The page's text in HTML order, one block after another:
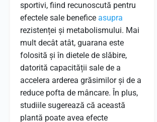
sportivi, fiind recunoscută pentru
efectele sale benefice asupra
rezistenței și metabolismului. Mai
mult decât atât, guarana este
folosită și în dietele de slăbire,
datorită capacității sale de a
accelera arderea grăsimilor și de a
reduce pofta de mâncare. În plus,
studiile sugerează că această
plantă poate avea efecte